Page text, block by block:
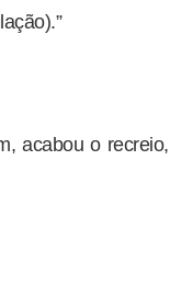
acabou o recreio,